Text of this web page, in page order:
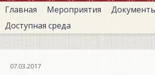
Главная Мероприятия
Доступная среда
07.03.2017